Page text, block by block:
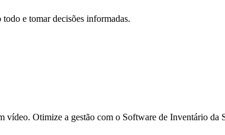
e tomar decisões informadas.
Otimize a gestão com o Software de Inventário da